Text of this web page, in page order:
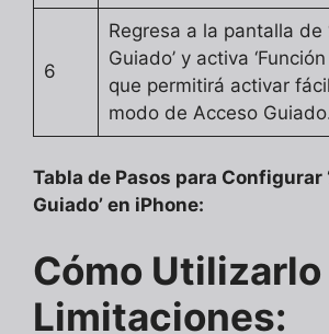
6
Regresa a la pantalla de
Guiado’ y activa
que permitirá activar
modo de Acceso
Tabla de Pasos para Configurar
Guiado’ en iPhone:
Cómo Utilizarlo
Limitaciones: